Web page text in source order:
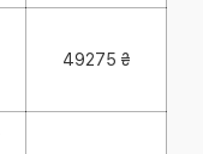
49275 ₴